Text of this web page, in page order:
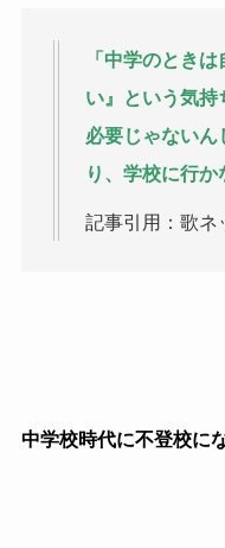
「中学のとき
い』という気持
必要じゃないん
り、学校に行か
記事引用：歌ネ
中学校時代に不登校に